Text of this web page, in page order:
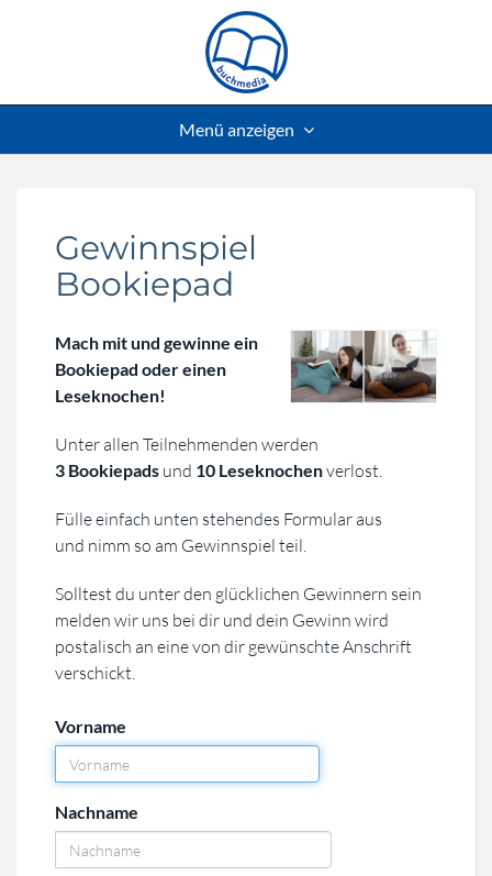
Menü anzeigen
Gewinnspiel
Bookiepad
Mach mit und gewinne ein
Bookiepad oder einen
Leseknochen!
Unter allen Teilnehmenden werden
3 Bookiepads und 10 Leseknochenverlost.
Fülle einfach unten stehendes Formular aus
und nimm so am Gewinnspiel teil.
Solltest du unter den glücklichen Gewinnern sein
melden wir uns bei dir und dein Gewinn wird
postalisch an eine von dir gewünschte Anschrift
verschickt.
Vorname
Nachname